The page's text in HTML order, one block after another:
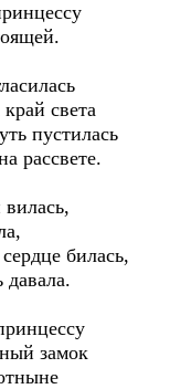
света
пустилась
рассвете.
билась,
замок